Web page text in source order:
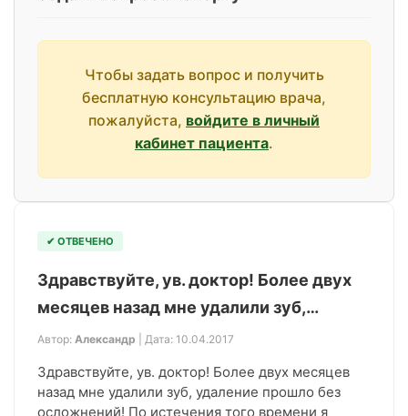
Чтобы задать вопрос и получить
бесплатную консультацию врача,
пожалуйста, войдите в личный
кабинет пациента.
✔ ОТВЕЧЕНО
Здравствуйте, ув. доктор! Более двух
месяцев назад мне удалили зуб,…
Автор: Александр | Дата: 10.04.2017
Здравствуйте, ув. доктор! Более двух месяцев
назад мне удалили зуб, удаление прошло без
осложнений! По истечения того времени я